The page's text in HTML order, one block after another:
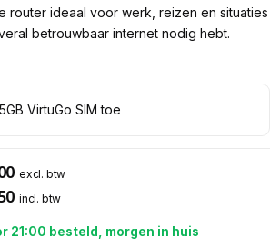
router ideaal voor werk, reizen en situaties
betrouwbaar internet nodig hebt.
VirtuGo SIM toe
excl. btw
incl. btw
21:00 besteld, morgen in huis